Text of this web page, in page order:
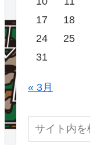
17
18
24
25
31
« 3月